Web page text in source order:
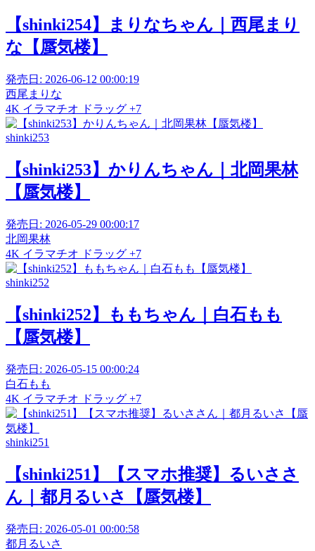
【shinki254】まりなちゃん｜西尾まり
な【蜃気楼】
発売日: 2026-06-12 00:00:19
西尾まりな
4K イラマチオ ドラッグ +7
shinki253
【shinki253】かりんちゃん｜北岡果林
【蜃気楼】
発売日: 2026-05-29 00:00:17
北岡果林
4K イラマチオ ドラッグ +7
shinki252
【shinki252】ももちゃん｜白石もも
【蜃気楼】
発売日: 2026-05-15 00:00:24
白石もも
4K イラマチオ ドラッグ +7
shinki251
【shinki251】【スマホ推奨】るいささ
ん｜都月るいさ【蜃気楼】
発売日: 2026-05-01 00:00:58
都月るいさ